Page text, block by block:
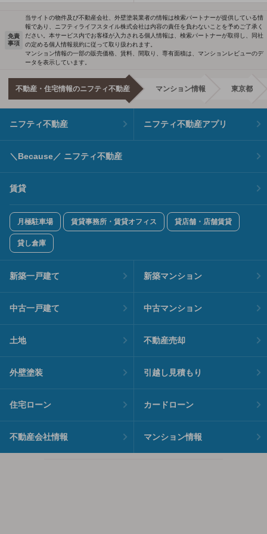
免責
事項
当サイトの物件及び不動産会社、外壁塗装業者の情報は検索パートナーが提供している情
報であり、ニフティライフスタイル株式会社は内容の責任を負わないことを予めご了承く
ださい。本サービス内でお客様が入力される個人情報は、検索パートナーが取得し、同社
の定める個人情報規約に従って取り扱われます。
マンション情報の一部の販売価格、賃料、間取り、専有面積は、マンションレビューのデ
ータを表示しています。
不動産・住宅情報のニフティ不動産 マンション情報 東京都
ニフティ不動産 ニフティ不動産アプリ
＼Because／ ニフティ不動産
賃貸
月極駐車場 賃貸事務所・賃貸オフィス 貸店舗・店舗賃貸
貸し倉庫
新築一戸建て 新築マンション
中古一戸建て 中古マンション
土地 不動産売却
外壁塗装 引越し見積もり
住宅ローン カードローン
不動産会社情報 マンション情報